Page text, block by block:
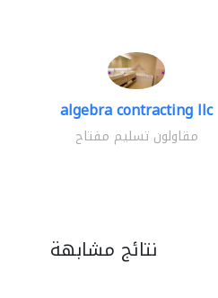
algebra contracting llc
مقاولون تسليم مفتاح
نتائج مشابهة